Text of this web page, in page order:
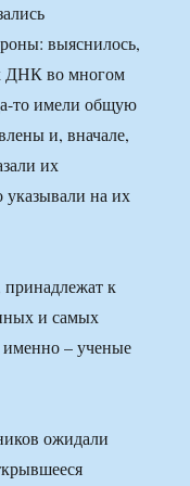
выяснилось,
ДНК во многом
то имели общую
и, вначале,
их
указывали на их
принадлежат к
и самых
именно – ученые
ожидали